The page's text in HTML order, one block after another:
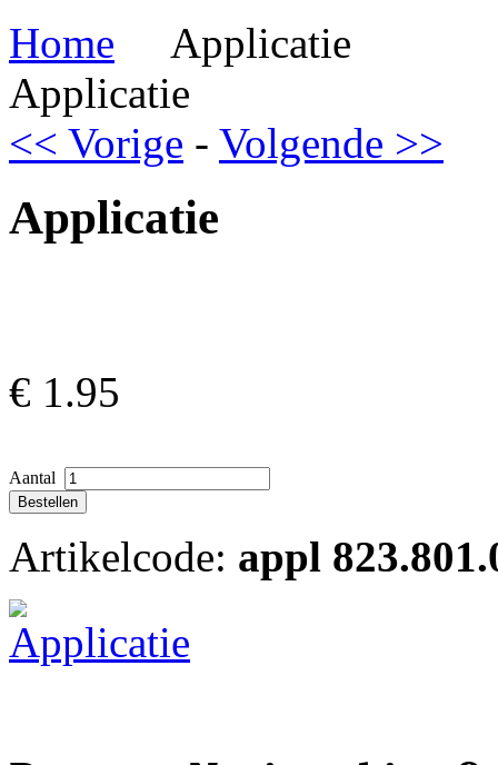
Home
Applicatie
Applicatie
<< Vorige - Volgende >>
Applicatie
€ 1.95
Aantal
Artikelcode: appl